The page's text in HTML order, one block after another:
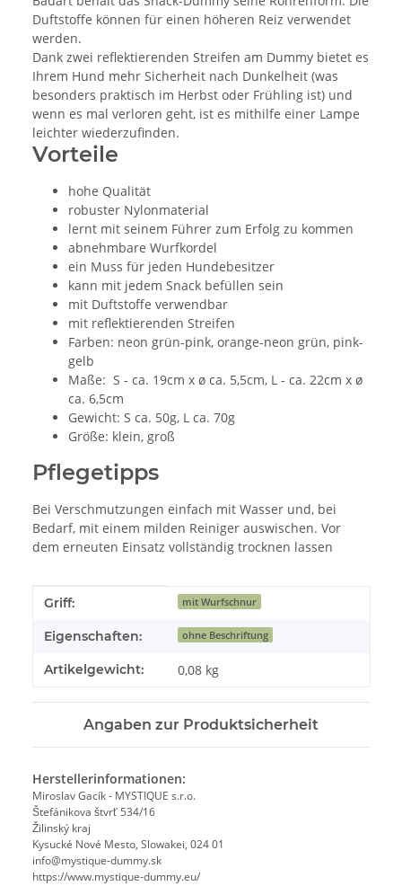
Duftstoffe können für einen höheren Reiz verwendet
werden.
Dank zwei reflektierenden Streifen am Dummy bietet es
Ihrem Hund mehr Sicherheit nach Dunkelheit (was
besonders praktisch im Herbst oder Frühling ist) und
wenn es mal verloren geht, ist es mithilfe einer Lampe
leichter wiederzufinden.
Vorteile
hohe Qualität
robuster Nylonmaterial
lernt mit seinem Führer zum Erfolg zu kommen
abnehmbare Wurfkordel
ein Muss für jeden Hundebesitzer
kann mit jedem Snack befüllen sein
mit Duftstoffe verwendbar
mit reflektierenden Streifen
Farben: neon grün-pink, orange-neon grün, pink-
gelb
Maße: S - ca. 19cm x ø ca. 5,5cm, L - ca. 22cm x ø
ca. 6,5cm
Gewicht: S ca. 50g, L ca. 70g
Größe: klein, groß
Pflegetipps
Bei Verschmutzungen einfach mit Wasser und, bei
Bedarf, mit einem milden Reiniger auswischen. Vor
dem erneuten Einsatz vollständig trocknen lassen
Produkteigenschaft
Wert
Griff: mit Wurfschnur
Eigenschaften: ohne Beschriftung
Artikelgewicht: 0,08 kg
Angaben zur Produktsicherheit
Herstellerinformationen:
Miroslav Gacík - MYSTIQUE s.r.o.
Štefánikova štvrť 534/16
Žilinský kraj
Kysucké Nové Mesto, Slowakei, 024 01
info@mystique-dummy.sk
https://www.mystique-dummy.eu/